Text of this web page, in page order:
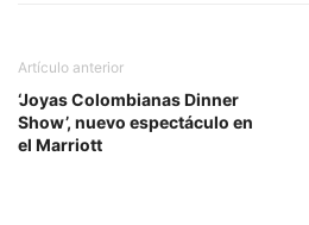
Artículo anterior
‘Joyas Colombianas Dinner
Show’, nuevo espectáculo en
el Marriott